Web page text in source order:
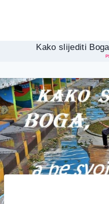
Kako slijediti